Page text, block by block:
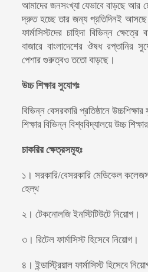
আমাদের জনসংখ্যা যেভাবে বাড়ছে আর
দ্রুত হচ্ছে তার জন্য প্রতিদিনই
ফার্মাসিস্টদের চাহিদা বিভিন্ন
বাজারে বাংলাদেশের ঔষধ রপ্তানির
পেশার গুরুত্বও ততো বাড়ছে।
উচ্চ শিক্ষার সুযোগঃ
বিভিন্ন বেসরকারি প্রতিষ্ঠানে
শিক্ষার বিভিন্ন বিশ্ববিদ্যালয়ে উচ্চ
চাকরির ক্ষেত্রসমূহঃ
১। সরকারি/বেসরকারি মেডিকেল
হেল্থ
২। টেকনোলজি ইনস্টিটিউটে নিয়োগ।
৩। রিটেল ফার্মাসিস্ট হিসেবে নিয়োগ।
৪। ইন্ডাস্ট্রিয়াল ফার্মাসিস্ট হিসেবে